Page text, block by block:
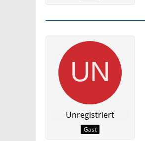
Unregistriert
Gast